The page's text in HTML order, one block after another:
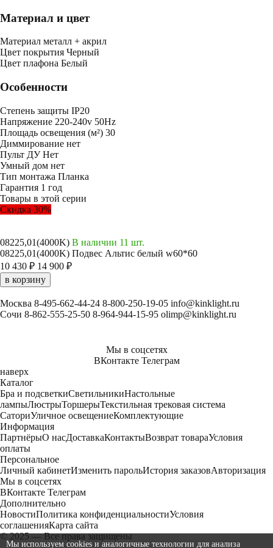
Материал и цвет
Mатериал металл + акрил
Цвет покрытия Черный
Цвет плафона Белый
Особенности
Степень защиты IP20
Напряжение 220-240v 50Hz
Площадь освещения (м²) 30
Диммирование нет
Пульт ДУНет
Умный дом нет
Тип монтажа Планка
Гарантия 1 год
Товары в этой серии
Скидка 30%
08225,01(4000K) В наличии 11 шт.
08225,01(4000K) Подвес Альтис белый w60*60
10 430 ₽ 14 900 ₽
в корзину
Москва 8-495-662-44-24 8-800-250-19-05 info@kinklight.ru
Сочи 8-862-555-25-50 8-964-944-15-95 olimp@kinklight.ru
Мы в соцсетях
ВКонтакте Телеграм
наверх
Каталог
Бра и подсветкиСветильникиНастольные
лампыЛюстрыТоршерыТекстильная трековая система
СаториУличное освещениеКомплектующие
Информация
ПартнёрыО насДоставкаКонтактыВозврат товараУсловия
оплаты
Персональное
Личный кабинетИзменить парольИстория заказовАвторизация
Мы в соцсетях
ВКонтакте Телеграм
Дополнительно
НовостиПолитика конфиденциальностиУсловия
соглашенияКарта сайта
© 2025 — Все права защищены
Мы используем cookies и аналогичные технологии для анализа